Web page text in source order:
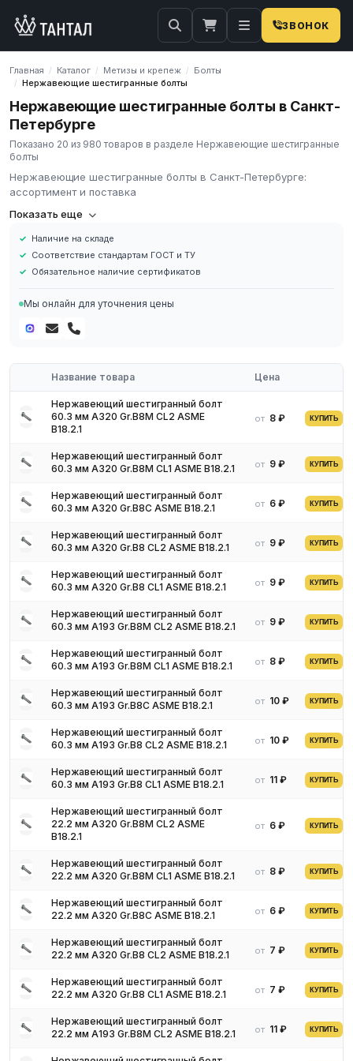
ЗВОНОК
Главная / Каталог / Метизы и крепеж / Болты
/ Нержавеющие шестигранные болты
Нержавеющие шестигранные болты в Санкт-
Петербурге
Показано 20 из 980 товаров в разделе Нержавеющие шестигранные
болты
Нержавеющие шестигранные болты в Санкт-Петербурге:
ассортимент и поставка
Болты шестигранные нержавеющие
крепеж для исполнения резьбового разборного соединения.
Они не окисляются и намертво не «прикипают» к разъемному
резьбой, а также шляпки под ключ гаечного типа. Для
надежности фиксации соединения на шпильку накручивают
также ISO 4017.
Виды изделий
Болты с 6-гранной головкой из нержавейки классифицируют на
группы по таким параметрам:
по сфере использования (мебельные, лемешные,
машиностроительные);
по типу головки (с уменьшенной головкой, с увеличенной
головкой, стандартные);
по виду резьбы (с полной резьбой или частичной);
по классу прочности.
Основные характеристики
Шестигранные нержавеющие болты отличаются следующими
функциональными преимуществами:
отсутствием необходимости в нанесении антикоррозионных
покрытий;
воздействию разных агрессивных веществ;
повышенной износоустойчивостью и прочностными
характеристиками;
стойкостью к колебаниям температурных режимов и
Показать еще
Наличие на складе
Соответствие стандартам ГОСТ и ТУ
Обязательное наличие сертификатов
Мы онлайн для уточнения цены
Название товара Цена
Нержавеющий шестигранный болт
60.3 мм A320 Gr.B8M CL2 ASME
B18.2.1
от 8 ₽ КУПИТЬ
Нержавеющий шестигранный болт
60.3 мм A320 Gr.B8M CL1 ASME B18.2.1
от 9 ₽ КУПИТЬ
Нержавеющий шестигранный болт
60.3 мм A320 Gr.B8C ASME B18.2.1
от 6 ₽ КУПИТЬ
Нержавеющий шестигранный болт
60.3 мм A320 Gr.B8 CL2 ASME B18.2.1
от 9 ₽ КУПИТЬ
Нержавеющий шестигранный болт
60.3 мм A320 Gr.B8 CL1 ASME B18.2.1
от 9 ₽ КУПИТЬ
Нержавеющий шестигранный болт
60.3 мм A193 Gr.B8M CL2 ASME B18.2.1
от 9 ₽ КУПИТЬ
Нержавеющий шестигранный болт
60.3 мм A193 Gr.B8M CL1 ASME B18.2.1
от 8 ₽ КУПИТЬ
Нержавеющий шестигранный болт
60.3 мм A193 Gr.B8C ASME B18.2.1
от 10 ₽ КУПИТЬ
Нержавеющий шестигранный болт
60.3 мм A193 Gr.B8 CL2 ASME B18.2.1
от 10 ₽ КУПИТЬ
Нержавеющий шестигранный болт
60.3 мм A193 Gr.B8 CL1 ASME B18.2.1
от 11 ₽ КУПИТЬ
Нержавеющий шестигранный болт
22.2 мм A320 Gr.B8M CL2 ASME
B18.2.1
от 6 ₽ КУПИТЬ
Нержавеющий шестигранный болт
22.2 мм A320 Gr.B8M CL1 ASME B18.2.1
от 8 ₽ КУПИТЬ
Нержавеющий шестигранный болт
22.2 мм A320 Gr.B8C ASME B18.2.1
от 6 ₽ КУПИТЬ
Нержавеющий шестигранный болт
22.2 мм A320 Gr.B8 CL2 ASME B18.2.1
от 7 ₽ КУПИТЬ
Нержавеющий шестигранный болт
22.2 мм A320 Gr.B8 CL1 ASME B18.2.1
от 7 ₽ КУПИТЬ
Нержавеющий шестигранный болт
22.2 мм A193 Gr.B8M CL2 ASME B18.2.1
от 11 ₽ КУПИТЬ